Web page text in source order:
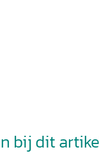
bij dit